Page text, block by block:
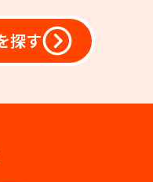
探す